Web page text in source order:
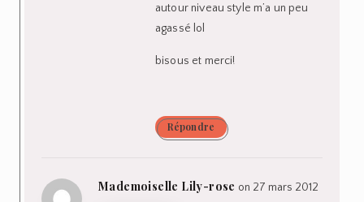
autour niveau style m’a un peu
agassé lol
bisous et merci!
Répondre
Mademoiselle Lily-rose on 27 mars 2012